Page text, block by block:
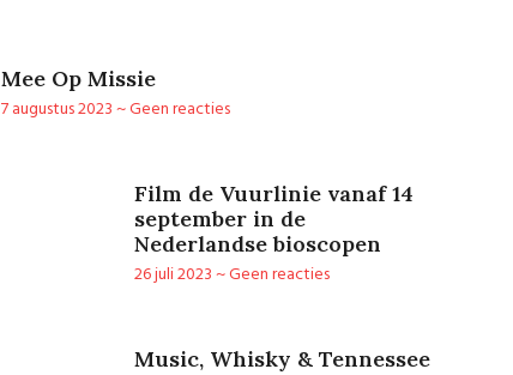
Mee Op Missie
7 augustus 2023 Geen reacties
Film de Vuurlinie vanaf 14
september in de
Nederlandse bioscopen
26 juli 2023 Geen reacties
Music, Whisky & Tennessee